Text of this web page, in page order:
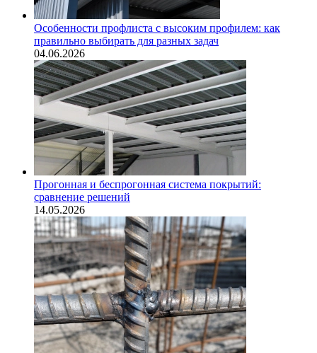
Особенности профлиста с высоким профилем: как
правильно выбирать для разных задач
04.06.2026
Прогонная и беспрогонная система покрытий:
сравнение решений
14.05.2026